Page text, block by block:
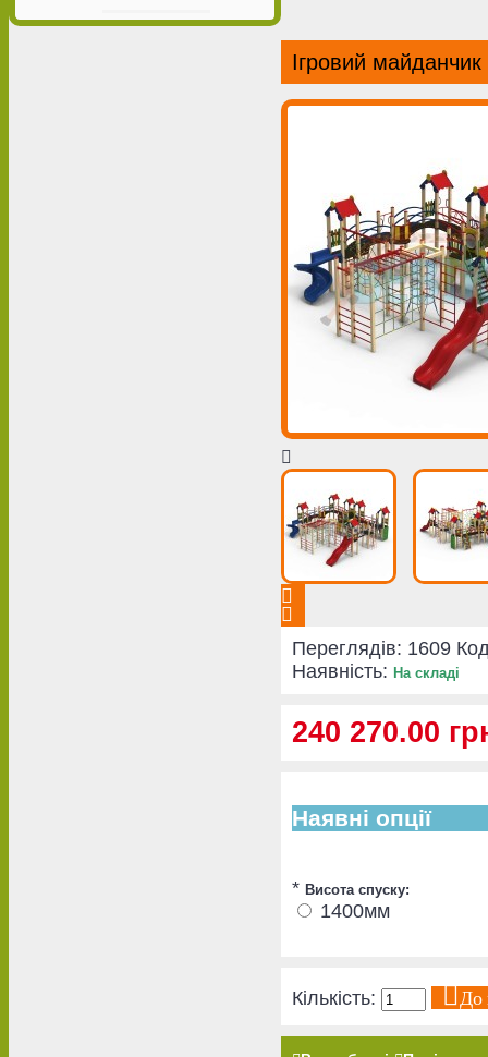
Ігровий
Переглядів: 1609
Наявність: На складі
240 270.00
Наявні опції
* Висота спуску:
1400мм
Кількість: До